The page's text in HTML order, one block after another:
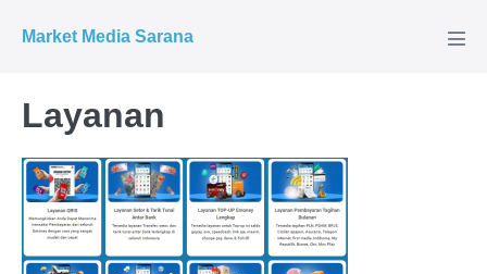
Market Media Sarana
Layanan